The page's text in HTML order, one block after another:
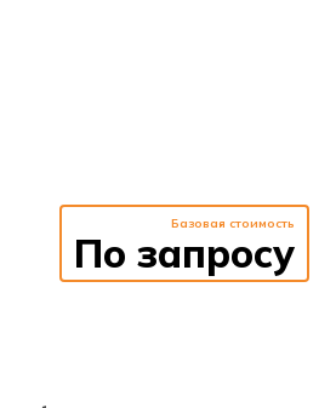
Базовая стоимость
По запросу